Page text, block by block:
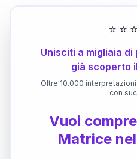
⭐ ⭐ ⭐
Unisciti a migliaia
già scoperto
Oltre 10.000
con
Vuoi
Matrice